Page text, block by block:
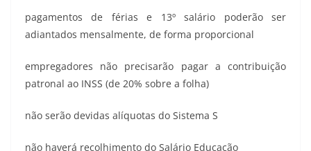
pagamentos de férias e 13º salário poderão ser
adiantados mensalmente, de forma proporcional
empregadores não precisarão pagar a contribuição
patronal ao INSS (de 20% sobre a folha)
não serão devidas alíquotas do Sistema S
não haverá recolhimento do Salário Educação